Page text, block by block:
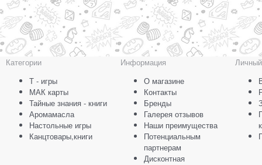
Категории
Т - игры
МАК карты
Тайные знания - книги
Аромамасла
Настольные игры
Канцтовары,книги
Информация
О магазине
Контакты
Бренды
Галерея отзывов
Наши преимущества
Потенциальным
партнерам
Дисконтная